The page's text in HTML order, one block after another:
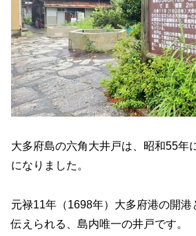
大多府島の六角大井戸は、昭和55年
になりました。
元禄11年（1698年）大多府港の開港
伝えられる、島内唯一の井戸です。